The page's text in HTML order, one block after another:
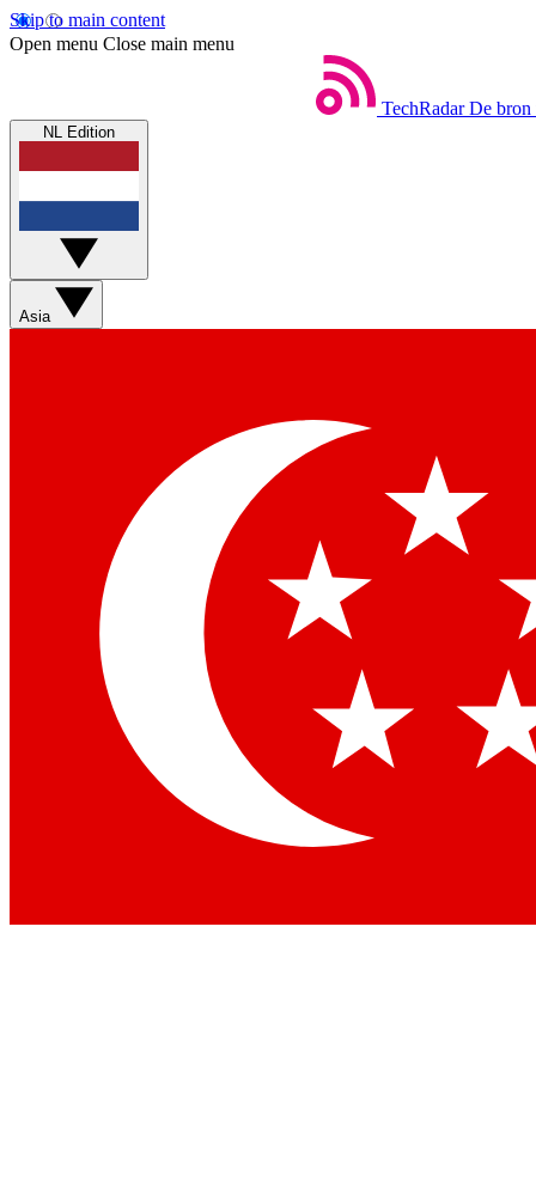
Skip to main content
Open menu Close main menu
TechRadar De bron
NL Edition
Asia